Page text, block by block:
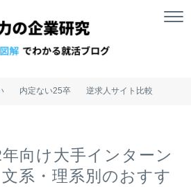
内定ない25卒 逆求人サイト比較
年向け大手インターン
系・理系別のおすす